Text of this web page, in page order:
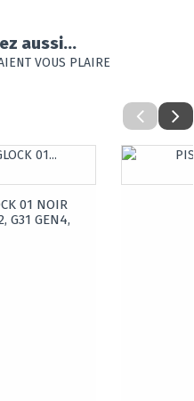
aussi...
VOUS PLAIRE
01 NOIR
G31 GEN4,